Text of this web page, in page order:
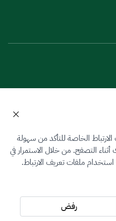
الموقع
والجمارك
الخاصة للتأكد من سهولة
التصفح. من خلال الاستمرار في
ملفات تعريف الارتباط.
رفض